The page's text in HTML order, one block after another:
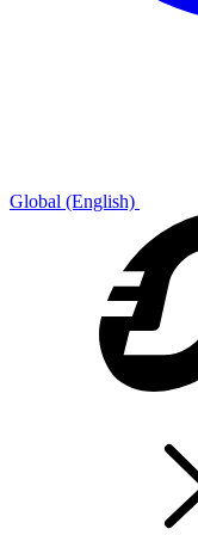
Global (English)